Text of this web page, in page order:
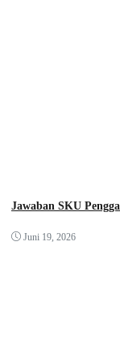
Jawaban SKU
Juni 19, 2026